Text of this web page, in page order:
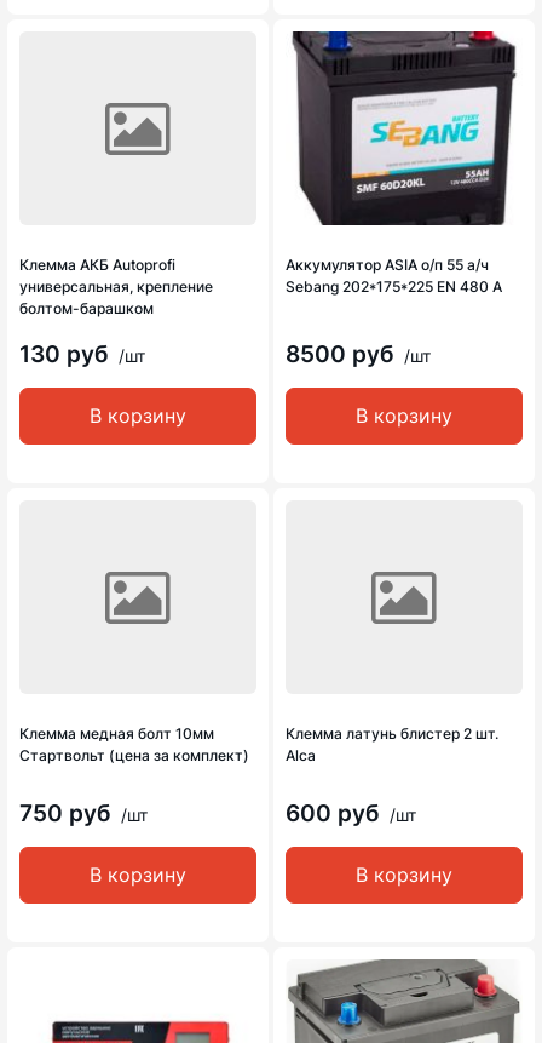
Клемма АКБ Autoprofi
универсальная, крепление
болтом-барашком
130 руб /шт
В корзину
Аккумулятор ASIA о/п 55 а/ч
Sebang 202*175*225 EN 480 A
8500 руб /шт
В корзину
Клемма медная болт 10мм
Стартвольт (цена за комплект)
750 руб /шт
В корзину
Клемма латунь блистер 2 шт.
Alca
600 руб /шт
В корзину